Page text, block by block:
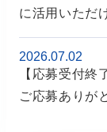
に活用いただ
2026.07.02
【応募受付終
ご応募ありが